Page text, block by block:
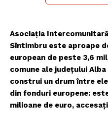
Asociația
Sîntimbru este aproape
european de peste 3,6
comune ale județului
construi un drum între
din fonduri europene:
milioane de euro,